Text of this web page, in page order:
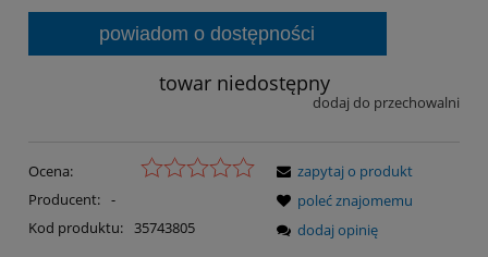
powiadom o dostępności
towar niedostępny
dodaj do przechowalni
Ocena:
Producent: -
Kod produktu: 35743805
zapytaj o produkt
poleć znajomemu
dodaj opinię